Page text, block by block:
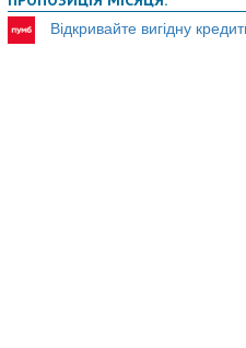
Відкривайте вигідну